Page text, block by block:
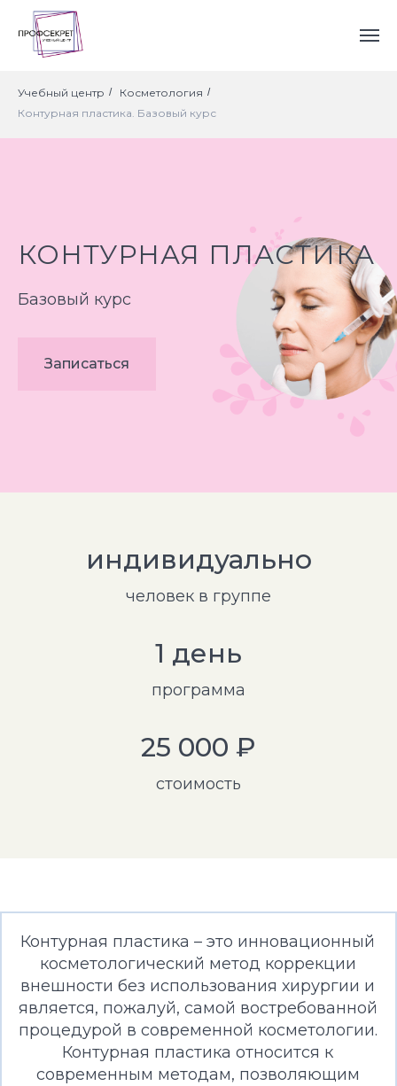
Учебный центр / Косметология /
Контурная пластика. Базовый курс
КОНТУРНАЯ ПЛАСТИКА
Базовый курс
Записаться
индивидуально
человек в группе
1 день
программа
25 000 ₽
стоимость
Контурная пластика – это инновационный
косметологический метод коррекции
внешности без использования хирургии и
является, пожалуй, самой востребованной
процедурой в современной косметологии.
Контурная пластика относится к
современным методам, позволяющим